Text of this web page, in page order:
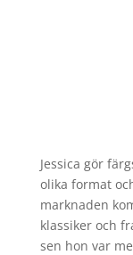
Jessica gör
olika format
marknaden
klassiker och
sen hon var